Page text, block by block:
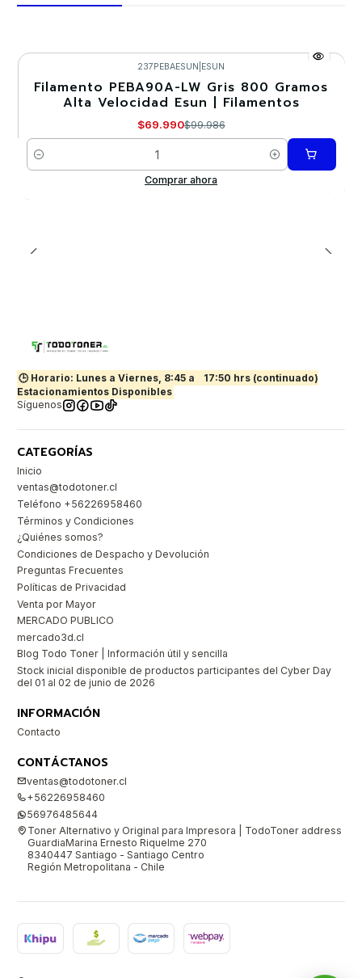
-30%
237PEBAESUN ESUN
Filamento PEBA90A-LW Gris 800 Gramos
Alta Velocidad Esun | Filamentos
$69.990$99.986
Cantidad
Comprar ahora
🕒 Horario: Lunes a Viernes, 8:45 a
17:50 hrs (continuado)
Estacionamientos Disponibles
Síguenos
CATEGORÍAS
Inicio
ventas@todotoner.cl
Teléfono +56226958460
Términos y Condiciones
¿Quiénes somos?
Condiciones de Despacho y Devolución
Preguntas Frecuentes
Políticas de Privacidad
Venta por Mayor
MERCADO PUBLICO
mercado3d.cl
Blog Todo Toner | Información útil y sencilla
Stock inicial disponible de productos participantes del Cyber Day
del 01 al 02 de junio de 2026
INFORMACIÓN
Contacto
CONTÁCTANOS
ventas@todotoner.cl
+56226958460
56976485644
Toner Alternativo y Original para Impresora | TodoToner address
GuardiaMarina Ernesto Riquelme 270
8340447 Santiago - Santiago Centro
Región Metropolitana - Chile